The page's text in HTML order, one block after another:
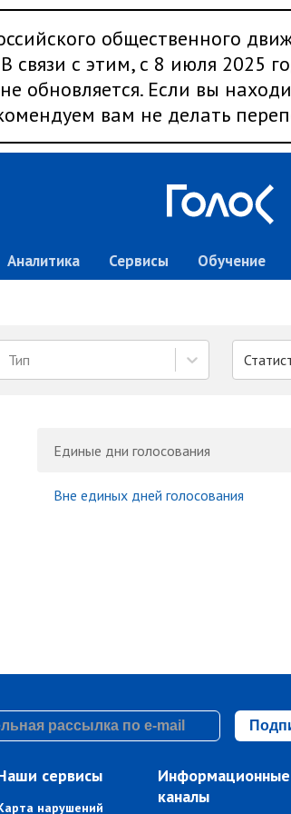
общественного
связи с этим, с 8 июля 2025
обновляется. Если вы
вам не делать
Аналитика Сервисы Обучение
Тип
Единые дни голосования
Вне единых дней голосования
сервисы
нарушений
Информационные
каналы